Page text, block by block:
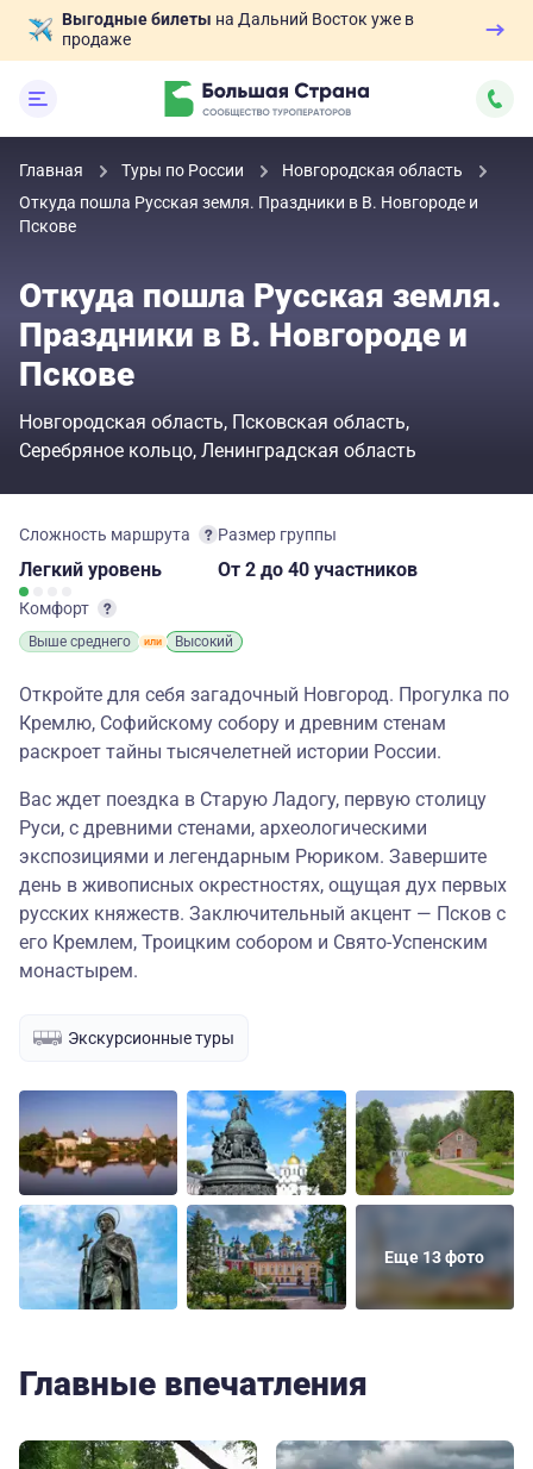
Выгодные билеты на Дальний Восток уже в
продаже
Главная Туры по России
Новгородская область
Откуда пошла Русская земля. Праздники в В. Новгороде и
Пскове
Откуда пошла Русская земля.
Праздники в В. Новгороде и
Пскове
Новгородская область Псковская область
Серебряное кольцо Ленинградская область
Сложность маршрута
Легкий уровень
Комфорт
Выше среднего Высокий
Размер группы
От 2 до 40 участников
Откройте для себя загадочный Новгород. Прогулка по
Кремлю, Софийскому собору и древним стенам
раскроет тайны тысячелетней истории России.
Вас ждет поездка в Старую Ладогу, первую столицу
Руси, с древними стенами, археологическими
экспозициями и легендарным Рюриком. Завершите
день в живописных окрестностях, ощущая дух первых
русских княжеств. Заключительный акцент — Псков с
его Кремлем, Троицким собором и Свято-Успенским
монастырем.
Экскурсионные туры
Еще 13 фото
Главные впечатления